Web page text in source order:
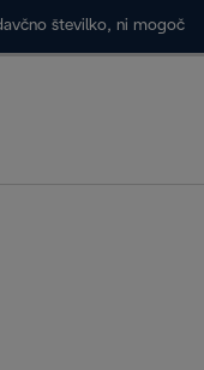
številko, ni mogoč